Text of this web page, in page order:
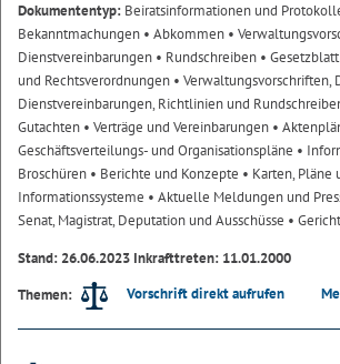
Dokumententyp: Beiratsinformationen und
Bekanntmachungen • Abkommen •
Dienstvereinbarungen • Rundschreiben • Gesetzblatt
und Rechtsverordnungen • Verwaltungsvorschriften,
Dienstvereinbarungen, Richtlinien und
Gutachten • Verträge und Vereinbarungen •
Geschäftsverteilungs- und Organisationspläne •
Broschüren • Berichte und Konzepte • Karten, Pläne
Informationssysteme • Aktuelle Meldungen und
Senat, Magistrat, Deputation und Ausschüsse •
Stand: 26.06.2023 Inkrafttreten: 11.01.2000
Themen:
Vorschrift direkt aufrufen